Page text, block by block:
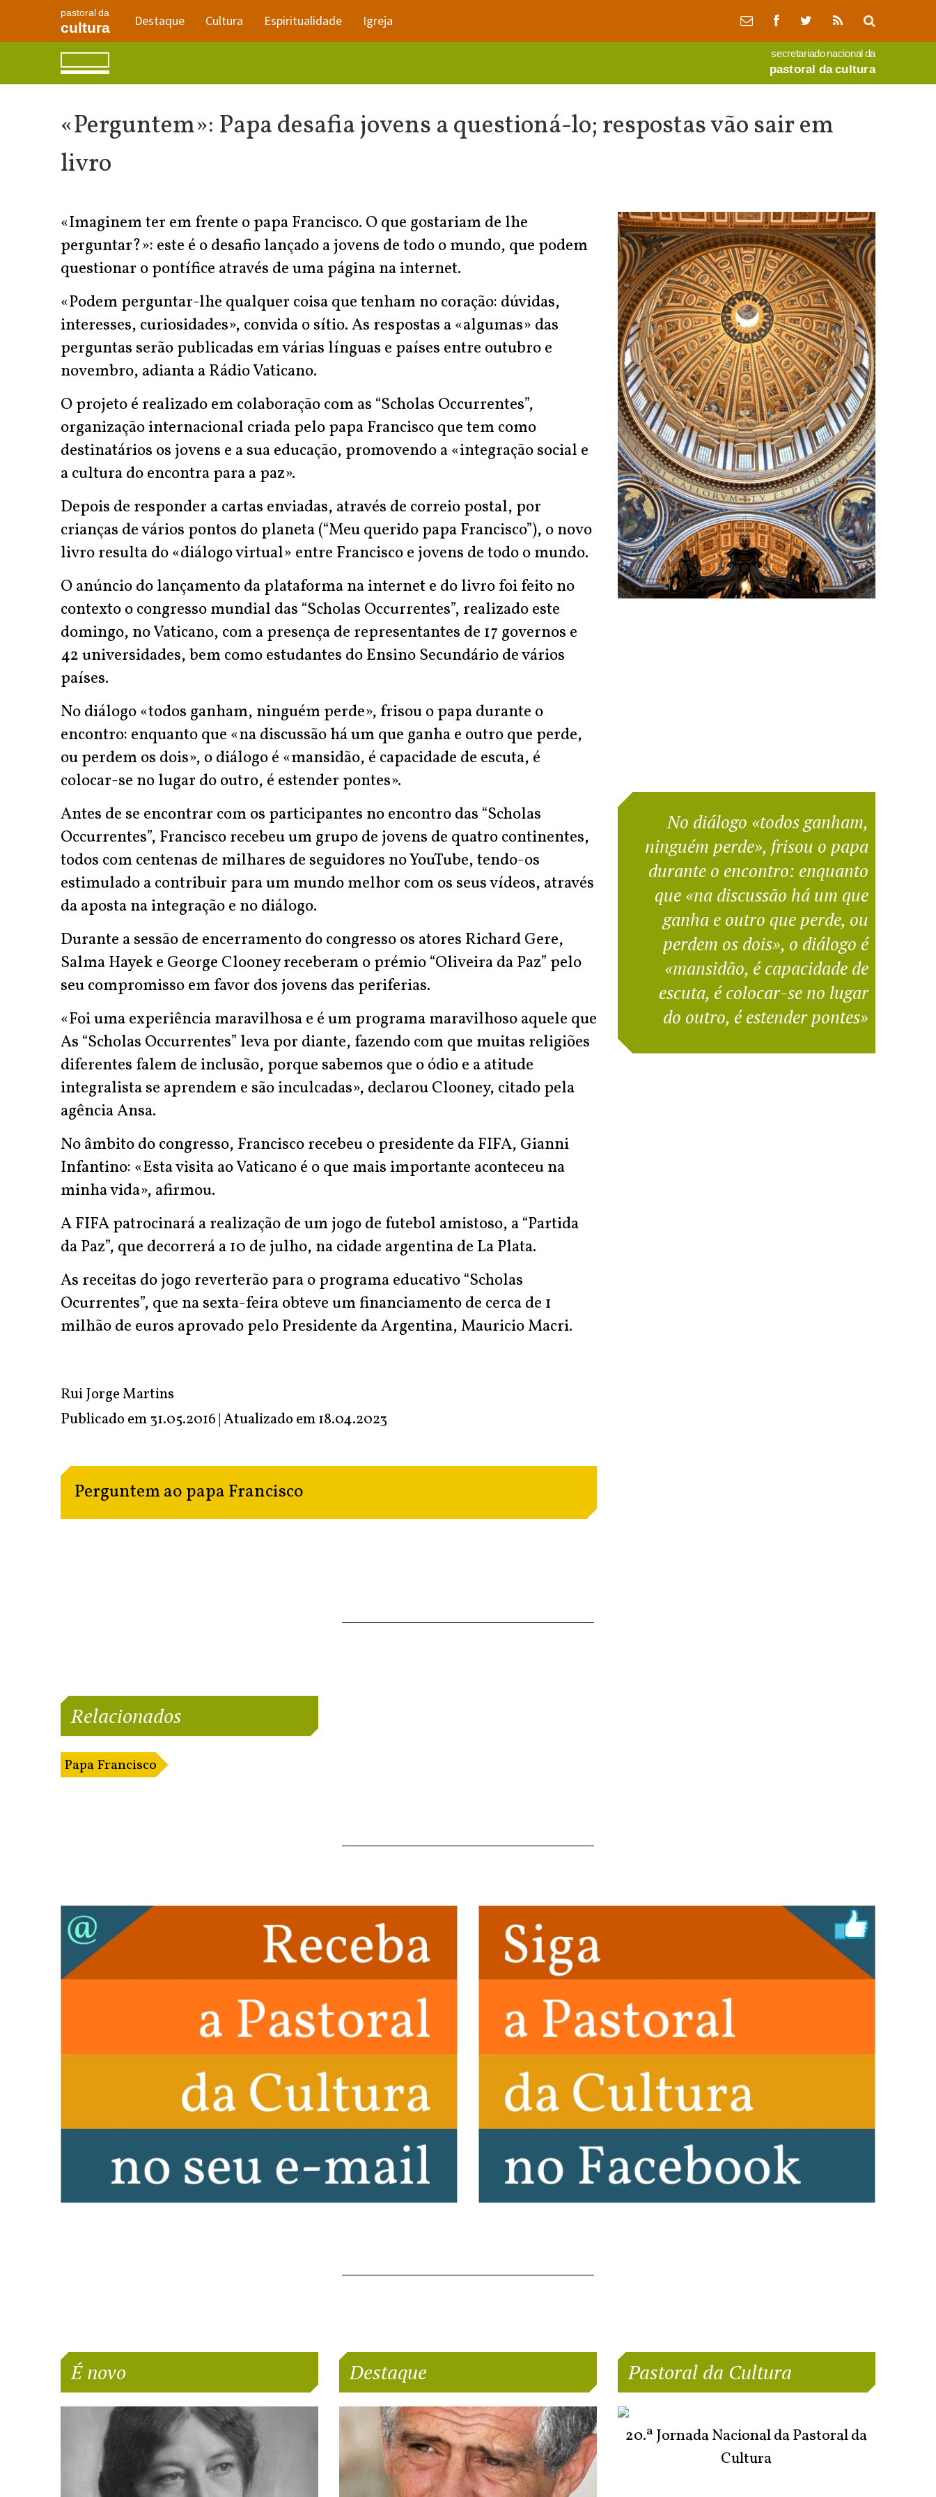
pastoral da
cultura Destaque Cultura Espiritualidade Igreja
secretariado nacional da
pastoral da cultura
«Perguntem»: Papa desafia jovens a questioná-lo; respostas vão sair em
livro
«Imaginem ter em frente o papa Francisco. O que gostariam de lhe
perguntar?»: este é o desafio lançado a jovens de todo o mundo, que podem
questionar o pontífice através de uma página na internet.
«Podem perguntar-lhe qualquer coisa que tenham no coração: dúvidas,
interesses, curiosidades», convida o sítio. As respostas a «algumas» das
perguntas serão publicadas em várias línguas e países entre outubro e
novembro, adianta a Rádio Vaticano.
O projeto é realizado em colaboração com as “Scholas Occurrentes”,
organização internacional criada pelo papa Francisco que tem como
destinatários os jovens e a sua educação, promovendo a «integração social e
a cultura do encontra para a paz».
Depois de responder a cartas enviadas, através de correio postal, por
crianças de vários pontos do planeta (“Meu querido papa Francisco”), o novo
livro resulta do «diálogo virtual» entre Francisco e jovens de todo o mundo.
O anúncio do lançamento da plataforma na internet e do livro foi feito no
contexto o congresso mundial das “Scholas Occurrentes”, realizado este
domingo, no Vaticano, com a presença de representantes de 17 governos e
42 universidades, bem como estudantes do Ensino Secundário de vários
países.
No diálogo «todos ganham, ninguém perde», frisou o papa durante o
encontro: enquanto que «na discussão há um que ganha e outro que perde,
ou perdem os dois», o diálogo é «mansidão, é capacidade de escuta, é
colocar-se no lugar do outro, é estender pontes».
Antes de se encontrar com os participantes no encontro das “Scholas
Occurrentes”, Francisco recebeu um grupo de jovens de quatro continentes,
todos com centenas de milhares de seguidores no YouTube, tendo-os
estimulado a contribuir para um mundo melhor com os seus vídeos, através
da aposta na integração e no diálogo.
Durante a sessão de encerramento do congresso os atores Richard Gere,
Salma Hayek e George Clooney receberam o prémio “Oliveira da Paz” pelo
seu compromisso em favor dos jovens das periferias.
«Foi uma experiência maravilhosa e é um programa maravilhoso aquele que
As “Scholas Occurrentes” leva por diante, fazendo com que muitas religiões
diferentes falem de inclusão, porque sabemos que o ódio e a atitude
integralista se aprendem e são inculcadas», declarou Clooney, citado pela
agência Ansa.
No âmbito do congresso, Francisco recebeu o presidente da FIFA, Gianni
Infantino: «Esta visita ao Vaticano é o que mais importante aconteceu na
minha vida», afirmou.
A FIFA patrocinará a realização de um jogo de futebol amistoso, a “Partida
da Paz”, que decorrerá a 10 de julho, na cidade argentina de La Plata.
As receitas do jogo reverterão para o programa educativo “Scholas
Ocurrentes”, que na sexta-feira obteve um financiamento de cerca de 1
milhão de euros aprovado pelo Presidente da Argentina, Mauricio Macri.
Rui Jorge Martins
Publicado em 31.05.2016 | Atualizado em18.04.2023
Perguntem ao papa Francisco
No diálogo «todos ganham,
ninguém perde», frisou o papa
durante o encontro: enquanto
que «na discussão há um que
ganha e outro que perde, ou
perdem os dois», o diálogo é
«mansidão, é capacidade de
escuta, é colocar-se no lugar
do outro, é estender pontes»
Relacionados
Papa Francisco
É novo Destaque Pastoral da Cultura
20.ª Jornada Nacional da Pastoral da
Cultura